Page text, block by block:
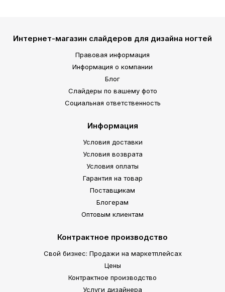
Интернет-магазин слайдеров для дизайна ногтей
Правовая информация
Информация о компании
Блог
Слайдеры по вашему фото
Социальная ответственность
Информация
Условия доставки
Условия возврата
Условия оплаты
Гарантия на товар
Поставщикам
Блогерам
Оптовым клиентам
Контрактное производство
Свой бизнес: Продажи на маркетплейсах
Цены
Контрактное производство
Услуги дизайнера